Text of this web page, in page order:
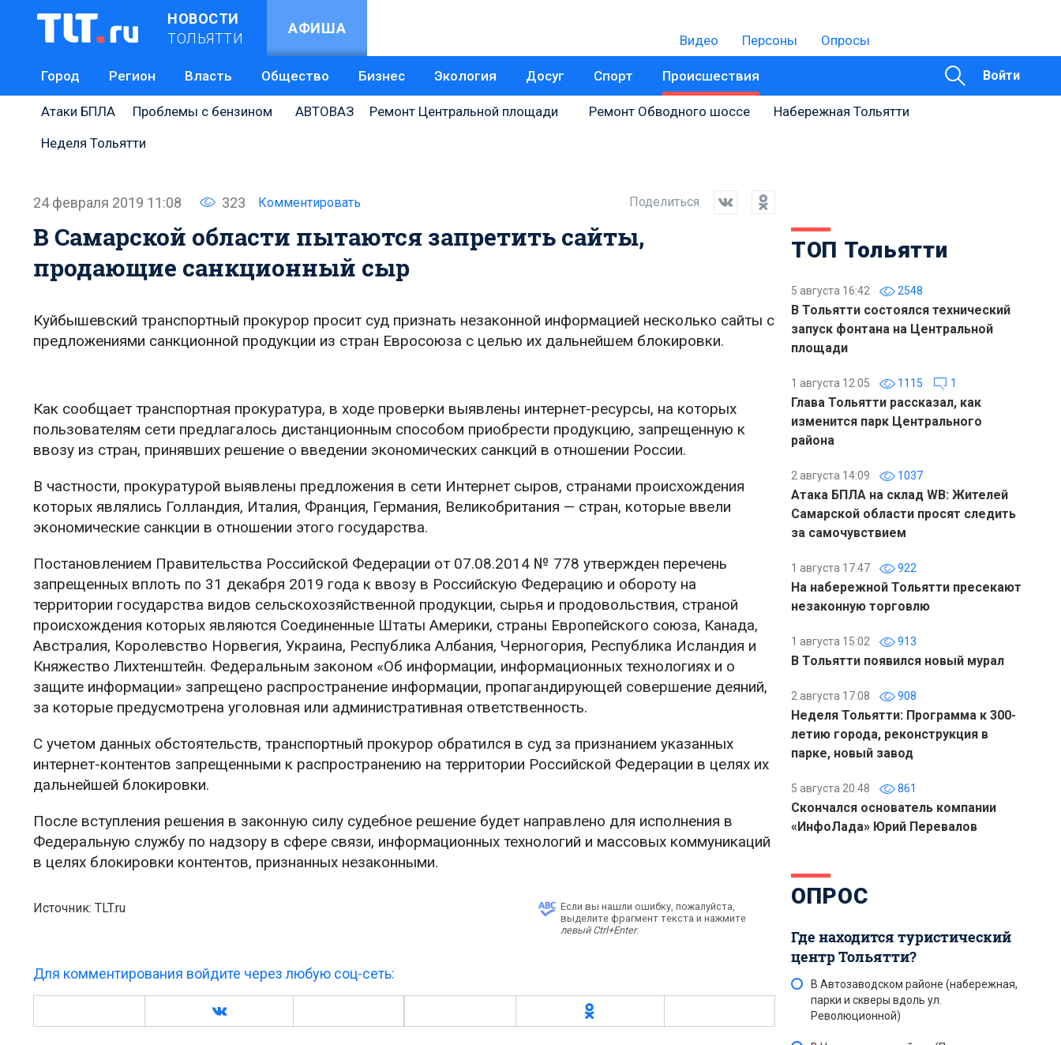
НОВОСТИ
ТОЛЬЯТТИ
АФИША
Видео Персоны Опросы
Город Регион Власть Общество Бизнес Экология Досуг Спорт Происшествия Войти
Атаки БПЛА Проблемы с бензином АВТОВАЗ Ремонт Центральной площади Ремонт Обводного шоссе
Набережная Тольятти
Неделя Тольятти
24 февраля 2019 11:08 323 Комментировать Поделиться
В Самарской области пытаются запретить сайты,
продающие санкционный сыр
Куйбышевский транспортный прокурор просит суд признать незаконной информацией несколько сайты с
предложениями санкционной продукции из стран Евросоюза с целью их дальнейшем блокировки.
Как сообщает транспортная прокуратура, в ходе проверки выявлены интернет-ресурсы, на которых
пользователям сети предлагалось дистанционным способом приобрести продукцию, запрещенную к
ввозу из стран, принявших решение о введении экономических санкций в отношении России.
В частности, прокуратурой выявлены предложения в сети Интернет сыров, странами происхождения
которых являлись Голландия, Италия, Франция, Германия, Великобритания — стран, которые ввели
экономические санкции в отношении этого государства.
Постановлением Правительства Российской Федерации от 07.08.2014 № 778 утвержден перечень
запрещенных вплоть по 31 декабря 2019 года к ввозу в Российскую Федерацию и обороту на
территории государства видов сельскохозяйственной продукции, сырья и продовольствия, страной
происхождения которых являются Соединенные Штаты Америки, страны Европейского союза, Канада,
Австралия, Королевство Норвегия, Украина, Республика Албания, Черногория, Республика Исландия и
Княжество Лихтенштейн. Федеральным законом «Об информации, информационных технологиях и о
защите информации» запрещено распространение информации, пропагандирующей совершение деяний,
за которые предусмотрена уголовная или административная ответственность.
С учетом данных обстоятельств, транспортный прокурор обратился в суд за признанием указанных
интернет-контентов запрещенными к распространению на территории Российской Федерации в целях их
дальнейшей блокировки.
После вступления решения в законную силу судебное решение будет направлено для исполнения в
Федеральную службу по надзору в сфере связи, информационных технологий и массовых коммуникаций
в целях блокировки контентов, признанных незаконными.
Источник: TLT.ru
Если вы нашли ошибку, пожалуйста,
выделите фрагмент текста и нажмите
левый Ctrl+Enter.
Для комментирования войдите через любую соц-сеть:
ТОП Тольятти
5 августа 16:42 2548
В Тольятти состоялся технический
запуск фонтана на Центральной
площади
1 августа 12:05 1115 1
Глава Тольятти рассказал, как
изменится парк Центрального
района
2 августа 14:09 1037
Атака БПЛА на склад WB: Жителей
Самарской области просят следить
за самочувствием
1 августа 17:47 922
На набережной Тольятти пресекают
незаконную торговлю
1 августа 15:02 913
В Тольятти появился новый мурал
2 августа 17:08 908
Неделя Тольятти: Программа к 300-
летию города, реконструкция в
парке, новый завод
5 августа 20:48 861
Скончался основатель компании
«ИнфоЛада» Юрий Перевалов
ОПРОС
Где находится туристический
центр Тольятти?
В Автозаводском районе (набережная,
парки и скверы вдоль ул.
Революционной)